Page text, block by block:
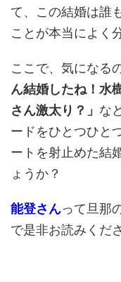
て、この結婚は誰
ことが本当によく
ここで、気になる
ん結婚したね！水
さん激太り？」 な
ードをひとつひと
ートを射止めた結
ょうか？
能登さんって旦那
で是非お読みくだ